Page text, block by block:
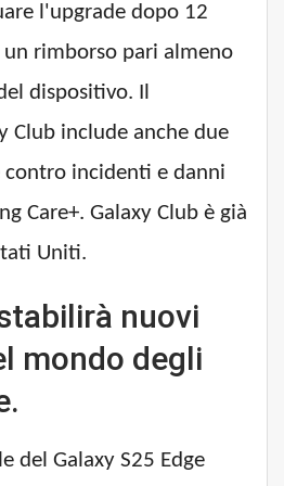
l'upgrade dopo 12
rimborso pari almeno
dispositivo. Il
Club include anche due
incidenti e danni
Care+. Galaxy Club è già
Uniti.
nuovi
mondo degli
del Galaxy S25 Edge